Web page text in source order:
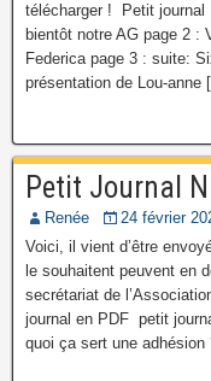
télécharger ! Petit journal
bientôt notre AG page 2 :
Federica page 3 : suite:
présentation de Lou-anne
Petit Journal
Renée 24 février
Voici, il vient d’être
le souhaitent peuvent en
secrétariat de
journal en PDF petit
quoi ça sert une